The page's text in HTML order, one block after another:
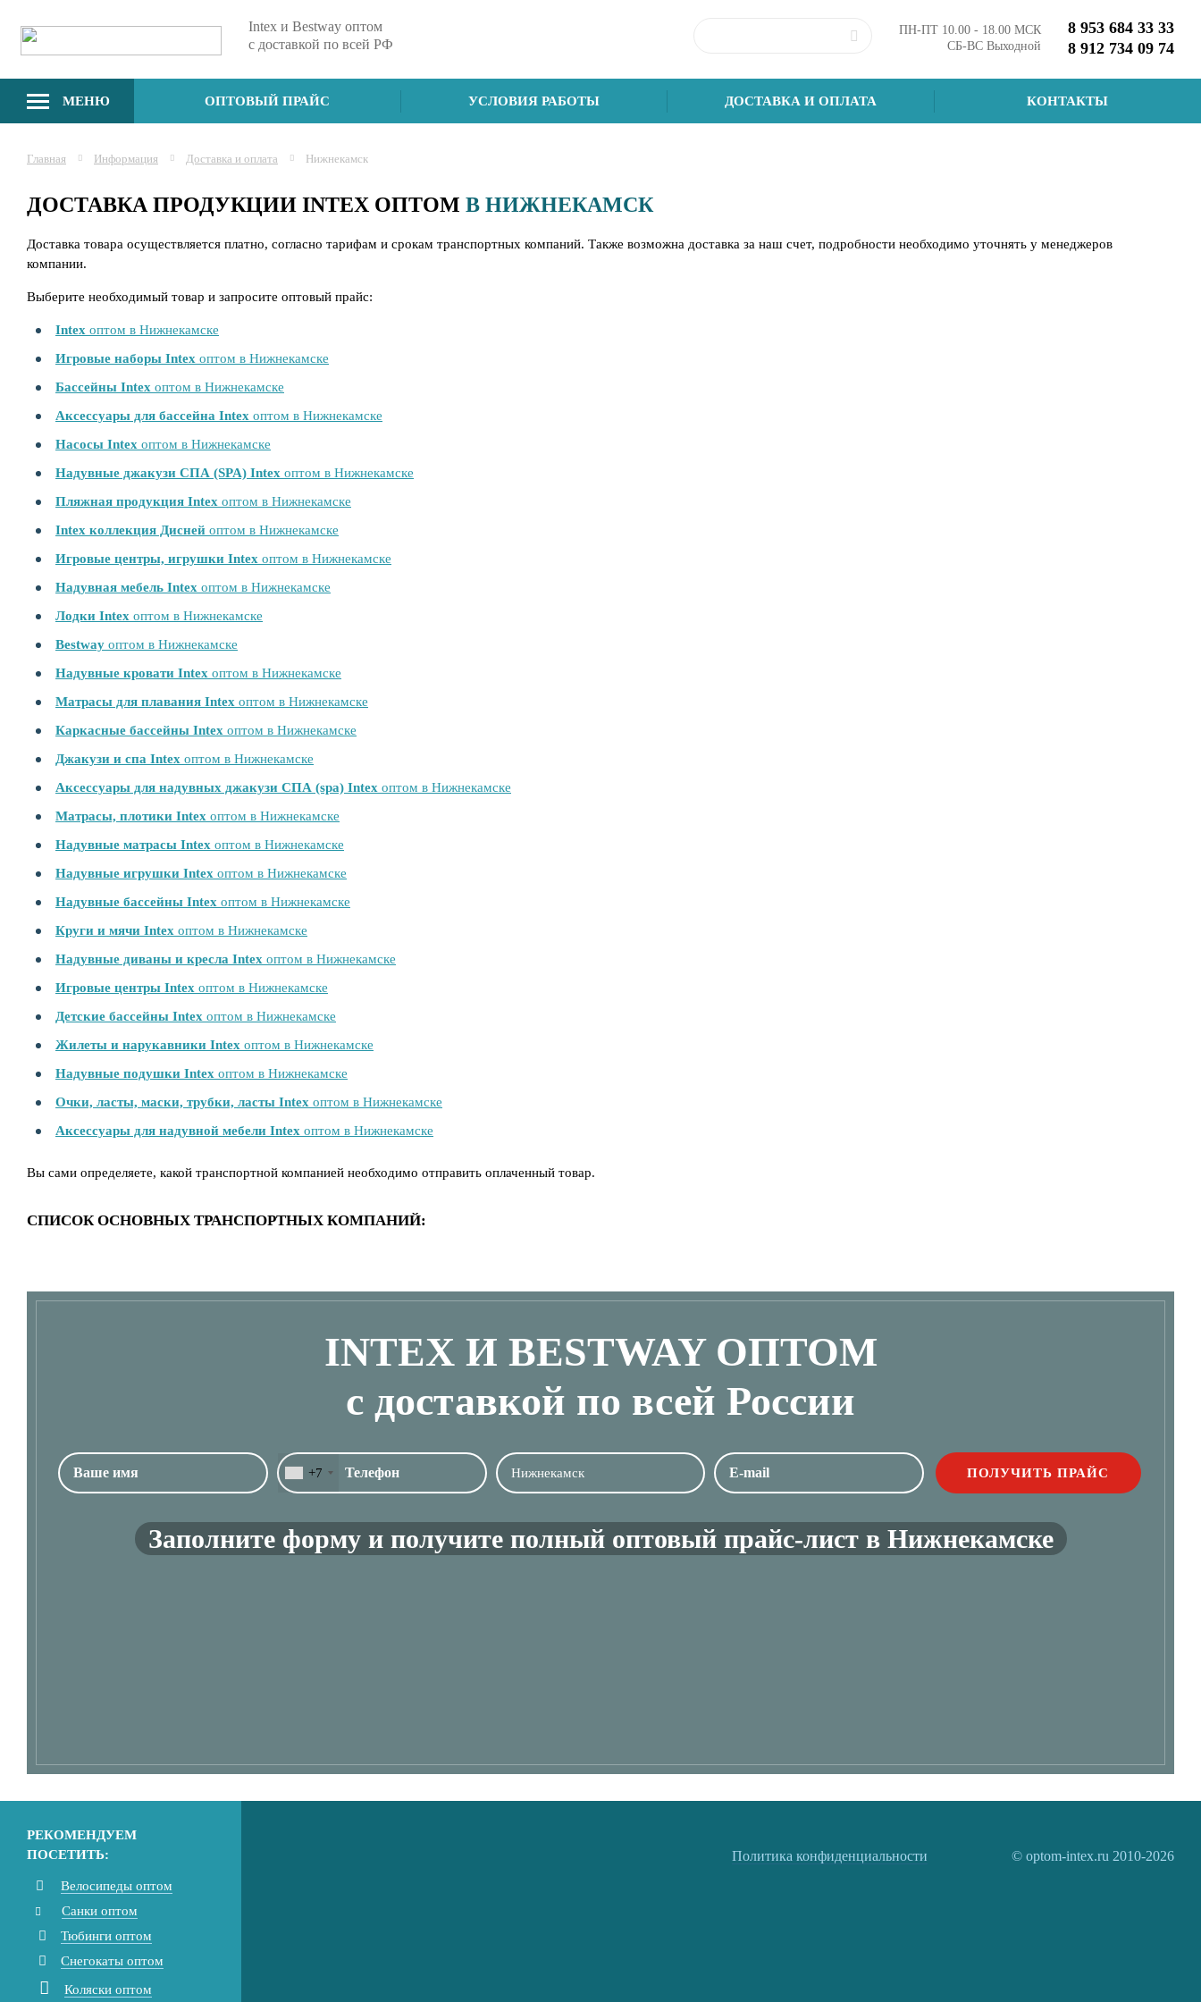
Intex и Bestway оптом
с доставкой по всей РФ
ПН-ПТ 10.00 - 18.00 МСК
СБ-ВС Выходной
8 953 684 33 33
8 912 734 09 74
МЕНЮ ОПТОВЫЙ ПРАЙС УСЛОВИЯ РАБОТЫ ДОСТАВКА И ОПЛАТА КОНТАКТЫ
Главная Информация Доставка и оплата Нижнекамск
ДОСТАВКА ПРОДУКЦИИ INTEX ОПТОМ В НИЖНЕКАМСК
Доставка товара осуществляется платно, согласно тарифам и срокам транспортных компаний. Также возможна доставка за наш счет, подробности необходимо уточнять у менеджеров
компании.
Выберите необходимый товар и запросите оптовый прайс:
Intex оптом в Нижнекамске
Игровые наборы Intex оптом в Нижнекамске
Бассейны Intex оптом в Нижнекамске
Аксессуары для бассейна Intex оптом в Нижнекамске
Насосы Intex оптом в Нижнекамске
Надувные джакузи СПА (SPA) Intex оптом в Нижнекамске
Пляжная продукция Intex оптом в Нижнекамске
Intex коллекция Дисней оптом в Нижнекамске
Игровые центры, игрушки Intex оптом в Нижнекамске
Надувная мебель Intex оптом в Нижнекамске
Лодки Intex оптом в Нижнекамске
Bestway оптом в Нижнекамске
Надувные кровати Intex оптом в Нижнекамске
Матрасы для плавания Intex оптом в Нижнекамске
Каркасные бассейны Intex оптом в Нижнекамске
Джакузи и спа Intex оптом в Нижнекамске
Аксессуары для надувных джакузи СПА (spa) Intex оптом в Нижнекамске
Матрасы, плотики Intex оптом в Нижнекамске
Надувные матрасы Intex оптом в Нижнекамске
Надувные игрушки Intex оптом в Нижнекамске
Надувные бассейны Intex оптом в Нижнекамске
Круги и мячи Intex оптом в Нижнекамске
Надувные диваны и кресла Intex оптом в Нижнекамске
Игровые центры Intex оптом в Нижнекамске
Детские бассейны Intex оптом в Нижнекамске
Жилеты и нарукавники Intex оптом в Нижнекамске
Надувные подушки Intex оптом в Нижнекамске
Очки, ласты, маски, трубки, ласты Intex оптом в Нижнекамске
Аксессуары для надувной мебели Intex оптом в Нижнекамске
Вы сами определяете, какой транспортной компанией необходимо отправить оплаченный товар.
СПИСОК ОСНОВНЫХ ТРАНСПОРТНЫХ КОМПАНИЙ:
INTEX И BESTWAY ОПТОМ
с доставкой по всей России
+7
Заполните форму и получите полный оптовый прайс-лист в Нижнекамске
РЕКОМЕНДУЕМ
ПОСЕТИТЬ:
Велосипеды оптом
Санки оптом
Тюбинги оптом
Снегокаты оптом
Коляски оптом
Политика конфиденциальности © optom-intex.ru 2010-2026